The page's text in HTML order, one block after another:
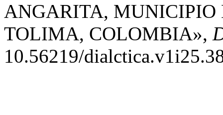
ANGARITA,
TOLIMA, COLOMBIA»,
10.56219/